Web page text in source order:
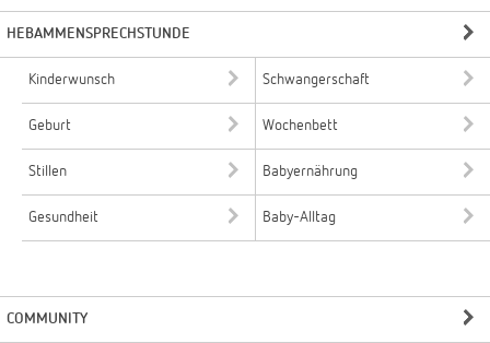
HEBAMMENSPRECHSTUNDE
Kinderwunsch Schwangerschaft
Geburt Wochenbett
Stillen Babyernährung
Gesundheit Baby-Alltag
COMMUNITY